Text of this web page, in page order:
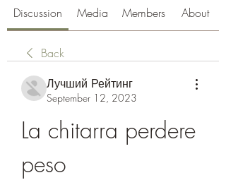
Discussion Media Members About
Back
Лучший Рейтинг
September 12, 2023
La chitarra perdere
peso